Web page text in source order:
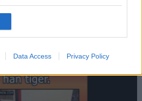
specified purposes in below Google
Data Access Privacy Policy